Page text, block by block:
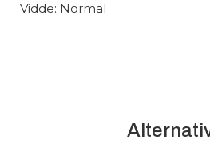
Vidde: Normal